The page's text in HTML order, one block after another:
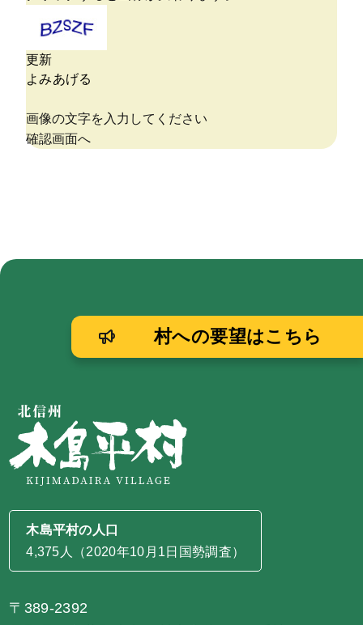
木島平村の人口
4,375人（2020年10月1日国勢調査）
〒389-2392
村への要望はこちら